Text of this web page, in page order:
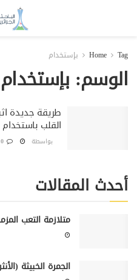
Home Tag بإستخدام
الوسم: بإستخدام
طريقة جديدة
القلب باستخدام
أحدث المقالات
متلازمة التعب
الجمرة الخبيثة